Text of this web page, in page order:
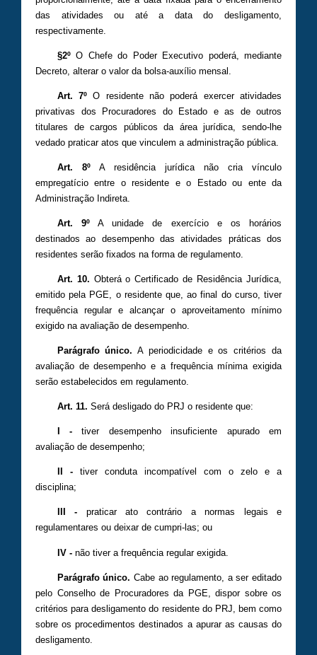
das atividades ou até a data do desligamento,
respectivamente.
§2ºO Chefe do Poder Executivo poderá, mediante
Decreto, alterar o valor da bolsa-auxílio mensal.
Art. 7º O residente não poderá exercer atividades
privativas dos Procuradores do Estado e as de outros
titulares de cargos públicos da área jurídica, sendo-lhe
vedado praticar atos que vinculem a administração pública.
Art. 8ºA residência jurídica não cria vínculo
empregatício entre o residente e o Estado ou ente da
Administração Indireta.
Art. 9ºA unidade de exercício e os horários
destinados ao desempenho das atividades práticas dos
residentes serão fixados na forma de regulamento.
Art. 10. Obterá o Certificado de Residência Jurídica,
emitido pela PGE, o residente que, ao final do curso, tiver
frequência regular e alcançar o aproveitamento mínimo
exigido na avaliação de desempenho.
Parágrafo único. A periodicidade e os critérios da
avaliação de desempenho e a frequência mínima exigida
serão estabelecidos em regulamento.
Art. 11. Será desligado do PRJ o residente que:
I - tiver desempenho insuficiente apurado em
avaliação de desempenho;
II -tiver conduta incompatível com o zelo e a
disciplina;
III - praticar ato contrário a normas legais e
regulamentares ou deixar de cumpri-las; ou
IV -não tiver a frequência regular exigida.
Parágrafo único. Cabe ao regulamento, a ser editado
pelo Conselho de Procuradores da PGE, dispor sobre os
critérios para desligamento do residente do PRJ, bem como
sobre os procedimentos destinados a apurar as causas do
desligamento.